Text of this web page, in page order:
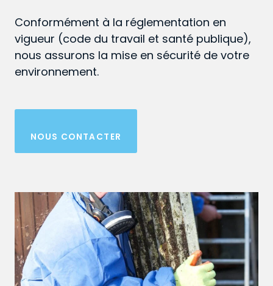
Conformément à la réglementation en
vigueur (code du travail et santé publique),
nous assurons la mise en sécurité de votre
environnement.
NOUS CONTACTER